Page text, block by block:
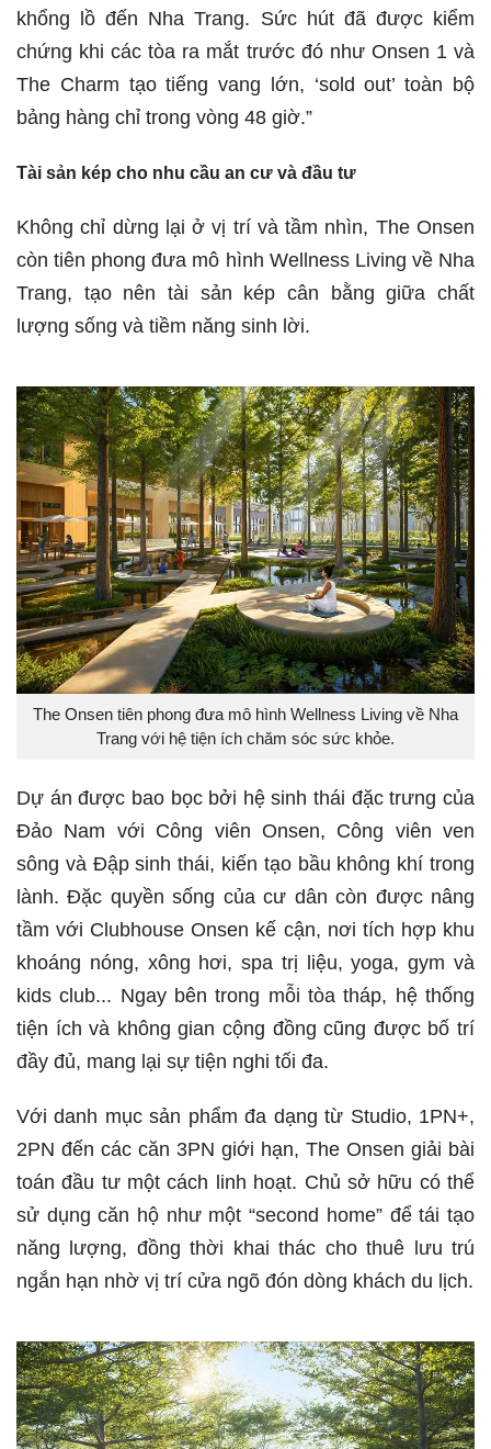
khổng lồ đến Nha Trang. Sức hút đã được kiểm
chứng khi các tòa ra mắt trước đó như Onsen 1 và
The Charm tạo tiếng vang lớn, ‘sold out’ toàn bộ
bảng hàng chỉ trong vòng 48 giờ.”
Tài sản kép cho nhu cầu an cư và đầu tư
Không chỉ dừng lại ở vị trí và tầm nhìn, The Onsen
còn tiên phong đưa mô hình Wellness Living về Nha
Trang, tạo nên tài sản kép cân bằng giữa chất
lượng sống và tiềm năng sinh lời.
The Onsen tiên phong đưa mô hình Wellness Living về Nha
Trang với hệ tiện ích chăm sóc sức khỏe.
Dự án được bao bọc bởi hệ sinh thái đặc trưng của
Đảo Nam với Công viên Onsen, Công viên ven
sông và Đập sinh thái, kiến tạo bầu không khí trong
lành. Đặc quyền sống của cư dân còn được nâng
tầm với Clubhouse Onsen kế cận, nơi tích hợp khu
khoáng nóng, xông hơi, spa trị liệu, yoga, gym và
kids club... Ngay bên trong mỗi tòa tháp, hệ thống
tiện ích và không gian cộng đồng cũng được bố trí
đầy đủ, mang lại sự tiện nghi tối đa.
Với danh mục sản phẩm đa dạng từ Studio, 1PN+,
2PN đến các căn 3PN giới hạn, The Onsen giải bài
toán đầu tư một cách linh hoạt. Chủ sở hữu có thể
sử dụng căn hộ như một “second home” để tái tạo
năng lượng, đồng thời khai thác cho thuê lưu trú
ngắn hạn nhờ vị trí cửa ngõ đón dòng khách du lịch.